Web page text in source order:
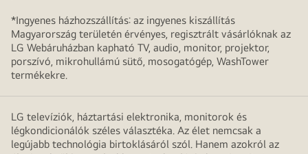
*Ingyenes házhozszállítás: az ingyenes kiszállítás
Magyarország területén érvényes, regisztrált vásárlóknak az
LG Webáruházban kapható TV, audio, monitor, projektor,
porszívó, mikrohullámú sütő, mosogatógép, WashTower
termékekre.
LG televíziók, háztartási elektronika, monitorok és
légkondicionálók széles választéka. Az élet nemcsak a
legújabb technológia birtoklásáról szól. Hanem azokról az